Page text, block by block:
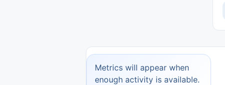
Metrics will appear when
enough activity is available.